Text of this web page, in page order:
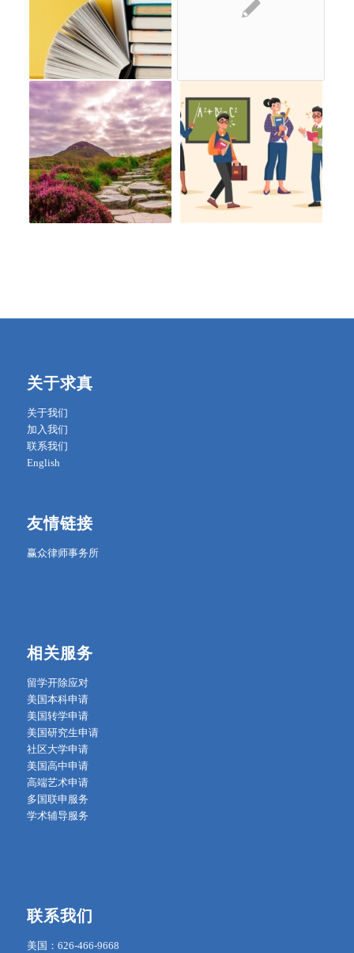
关于求真
关于我们
加入我们
联系我们
English
友情链接
赢众律师事务所
相关服务
留学开除应对
美国本科申请
美国转学申请
美国研究生申请
社区大学申请
美国高中申请
高端艺术申请
多国联申服务
学术辅导服务
联系我们
美国：626-466-9668